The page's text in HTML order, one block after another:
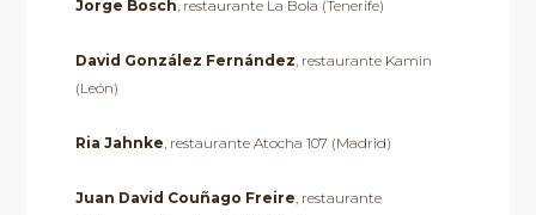
Jorge Bosch, restaurante La Bola (Tenerife)
David González Fernández, restaurante Kamin
(León)
Ria Jahnke, restaurante Atocha 107 (Madrid)
Juan David Couñago Freire, restaurante